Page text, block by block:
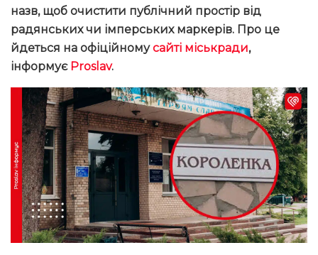
назв, щоб очистити публічний простір від
радянських чи імперських маркерів. Про це
йдеться на офіційномусайті міськради,
інформує Proslav.